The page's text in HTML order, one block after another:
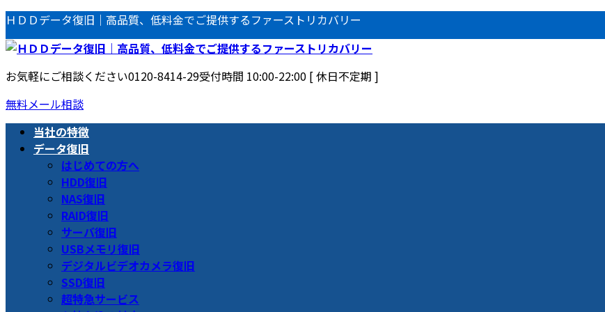
コ
ン
テ
ン
ツ
へ
ス
ナ
ビ
ゲ
ー
シ
ョ
ン
ＨＤＤデータ復旧｜高品質、低料金でご提供するファーストリカバリー
お気軽にご相談ください0120-8414-29受付時間 10:00-22:00 [ 休日不定期 ]
無料メール相談
当社の特徴
データ復旧
はじめての方へ
HDD復旧
NAS復旧
RAID復旧
サーバ復旧
USBメモリ復旧
デジタルビデオカメラ復旧
SSD復旧
超特急サービス